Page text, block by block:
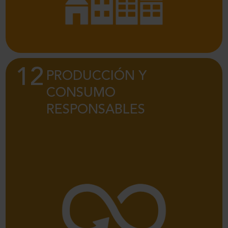
12 PRODUCCIÓN Y
CONSUMO
RESPONSABLES
La implantación de sistemas de gestión
ambientales hace que se tenga un mayor control.
una producción responsable, tanto individual